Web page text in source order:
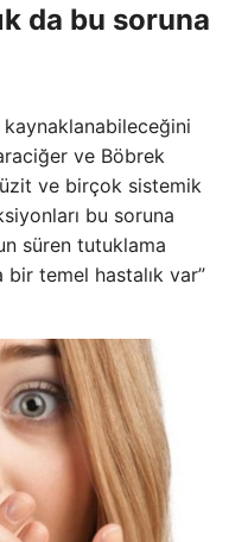
da bu soruna
ve Böbrek
ve birçok sistemik
bu soruna
süren tutuklama
temel hastalık var”